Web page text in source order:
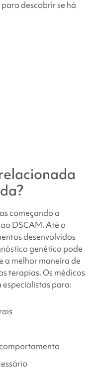
descobrir se há
começando a
DSCAM. Até o
desenvolvidos
genético pode
a melhor maneira de
terapias. Os médicos
especialistas para: